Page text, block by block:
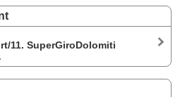
11. SuperGiroDolomiti